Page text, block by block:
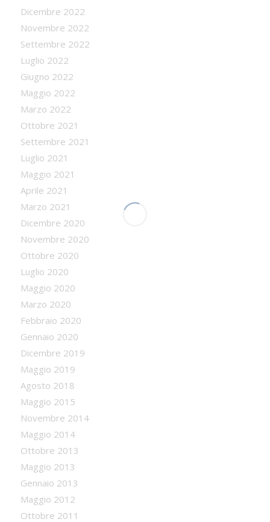
Dicembre 2022
Novembre 2022
Settembre 2022
Luglio 2022
Giugno 2022
Maggio 2022
Marzo 2022
Ottobre 2021
Settembre 2021
Luglio 2021
Maggio 2021
Aprile 2021
Marzo 2021
Dicembre 2020
Novembre 2020
Ottobre 2020
Luglio 2020
Maggio 2020
Marzo 2020
Febbraio 2020
Gennaio 2020
Dicembre 2019
Maggio 2019
Agosto 2018
Maggio 2015
Novembre 2014
Maggio 2014
Ottobre 2013
Maggio 2013
Gennaio 2013
Maggio 2012
Ottobre 2011